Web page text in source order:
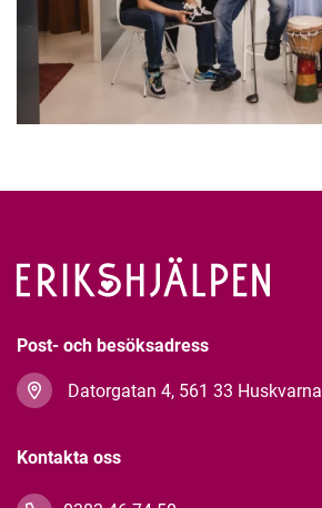
Post- och besöksadress
Datorgatan 4, 561 33 Huskvarna
Kontakta oss